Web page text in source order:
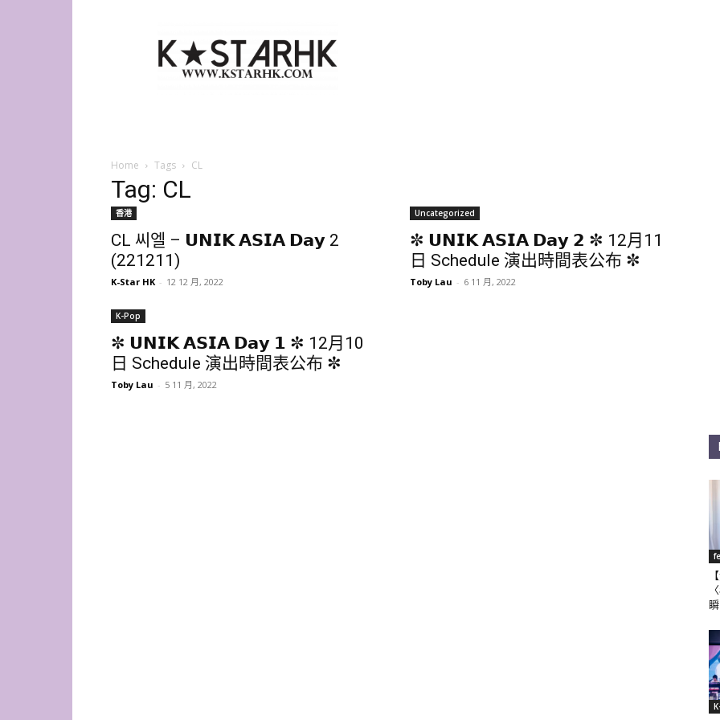
Star
HK
Home Tags CL
Tag: CL
香港
CL 씨엘 – 𝗨𝗡𝗜𝗞 𝗔𝗦𝗜𝗔 𝗗𝗮𝘆 2
(221211)
K-Star HK - 12 12 月, 2022
Uncategorized
✼ 𝗨𝗡𝗜𝗞 𝗔𝗦𝗜𝗔 𝗗𝗮𝘆 𝟮 ✼ 12月11
日 Schedule 演出時間表公布 ✼
Toby Lau - 6 11 月, 2022
K-Pop
✼ 𝗨𝗡𝗜𝗞 𝗔𝗦𝗜𝗔 𝗗𝗮𝘆 𝟭 ✼ 12月10
日 Schedule 演出時間表公布 ✼
Toby Lau - 5 11 月, 2022